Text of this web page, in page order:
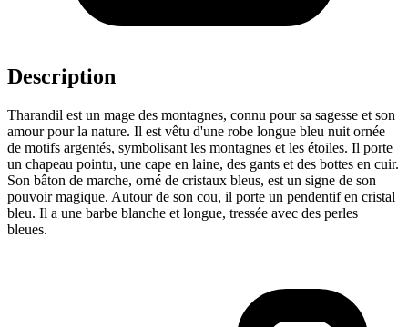
Description
Tharandil est un mage des montagnes, connu pour sa sagesse et son
amour pour la nature. Il est vêtu d'une robe longue bleu nuit ornée
de motifs argentés, symbolisant les montagnes et les étoiles. Il porte
un chapeau pointu, une cape en laine, des gants et des bottes en cuir.
Son bâton de marche, orné de cristaux bleus, est un signe de son
pouvoir magique. Autour de son cou, il porte un pendentif en cristal
bleu. Il a une barbe blanche et longue, tressée avec des perles
bleues.